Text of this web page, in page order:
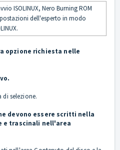
ISOLINUX, Nero Burning ROM
dell'esperto in modo
opzione richiesta nelle
di selezione.
devono essere scritti nella
e trascinali nell'area